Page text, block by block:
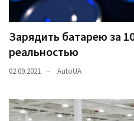
Зарядить батарею за
реальностью
02.09.2021 AutoUA